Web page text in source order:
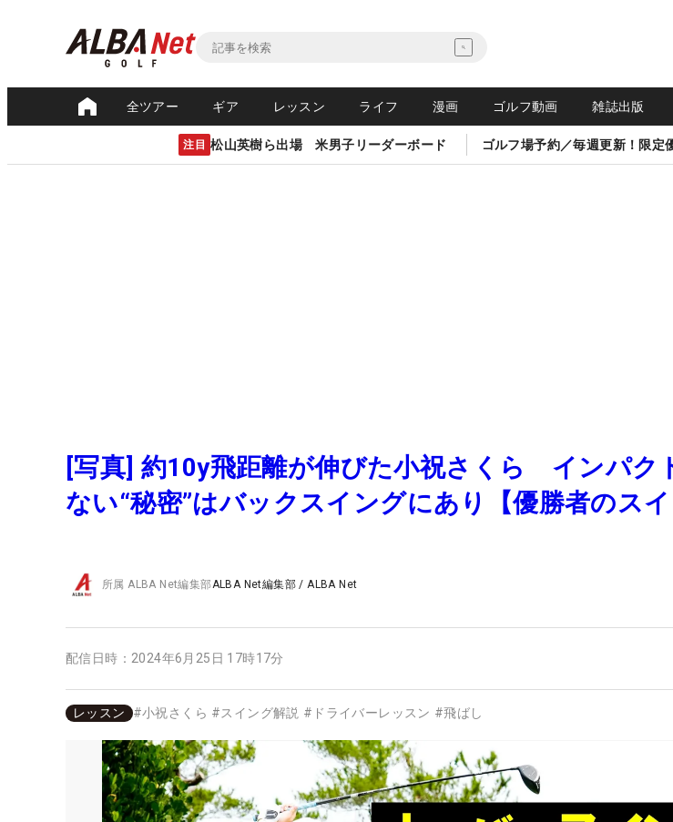
全ツアー ギア レッスン ライフ 漫画 ゴルフ動画 雑誌出版
注目 松山英樹ら出場 米男子リーダーボード ゴルフ場予約／毎週更新！限定
[写真] 約10y飛距離が伸びた小祝さくら インパク
ない“秘密”はバックスイングにあり【優勝者のスイ
所属ALBA Net編集部ALBA Net編集部 /ALBA Net
配信日時： 2024年6月25日 17時17分
レッスン #小祝さくら #スイング解説 # ドライバーレッスン #飛ばし